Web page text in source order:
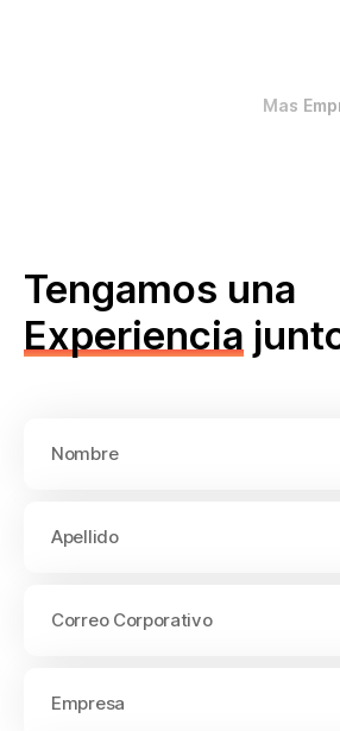
Mas
Tengamos una
Experiencia